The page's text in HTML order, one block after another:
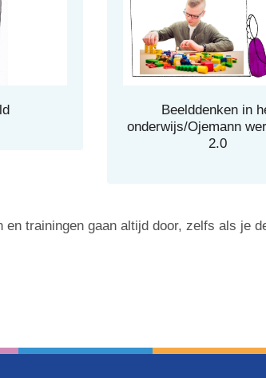
Beelddenken in
onderwijs/Ojemann
2.0
en trainingen gaan altijd door, zelfs als je